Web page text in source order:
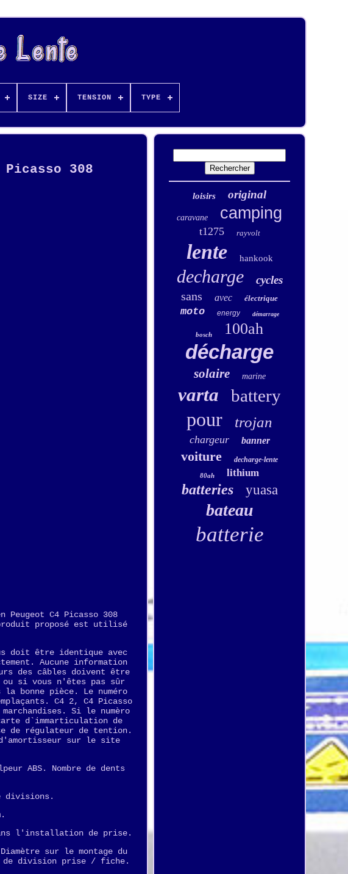
SIZE TENSION TYPE
308
C4 Picasso 308
produit proposé est utilisé
doit être identique avec
Aucune information
des câbles doivent être
si vous n'êtes pas sûr
bonne pièce. Le numéro
C4 2, C4 Picasso
Si le numèro
d`immarticulation de
de régulateur de tention.
d'amortisseur sur le site
ABS. Nombre de dents
divisions.
l'installation de prise.
sur le montage du
de division prise / fiche.
loisirs original
caravane camping
t1275 rayvolt
lente hankook
decharge cycles
sans avec électrique
moto energy démarrage
bosch 100ah
décharge
solaire marine
varta battery
pour trojan
chargeur banner
voiture decharge-lente
80ah lithium
batteries yuasa
bateau
batterie